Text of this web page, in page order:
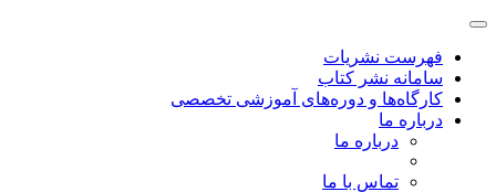
فهرست نشریات
سامانه نشر کتاب
کارگاه‌ها و دوره‌های آموزشی تخصصی
درباره ما
درباره ما
تماس با ما